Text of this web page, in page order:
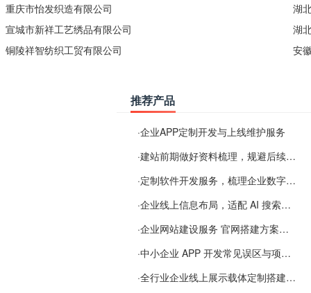
重庆市怡发织造有限公司
宣城市新祥工艺绣品有限公司
铜陵祥智纺织工贸有限公司
湖
湖
安
推荐产品
·企业APP定制开发与上线维护服务
·建站前期做好资料梳理，规避后续各类使用难题
·定制软件开发服务，梳理企业数字化落地常见难点
·企业线上信息布局，适配 AI 搜索需要留意这些要点
·企业网站建设服务 官网搭建方案经验分享
·中小企业 APP 开发常见误区与项目规划实用经验
·全行业企业线上展示载体定制搭建服务